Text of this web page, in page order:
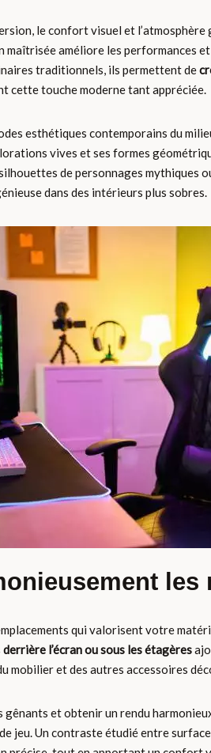
le confort visuel et
améliore les performances
traditionnels, ils permettent de
cette touche moderne tant appréciée.
esthétiques contemporains du
vives et ses formes
de personnages mythiques
dans des intérieurs plus sobres.
les
qui valorisent votre
derrière l’écran ou sous les étagères
mobilier et des autres accessoires
et obtenir un rendu
jeu. Un contraste étudié entre